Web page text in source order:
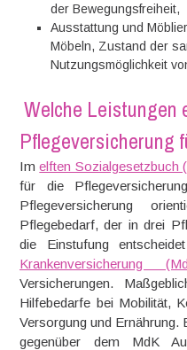
der Bewegungsfreiheit,
Ausstattung und
Möbeln, Zustand der
Nutzungsmöglichkeit
Welche Leistungen
Pflegeversicherung
Imelften Sozialgesetzbuch
für die
Pflegeversicherung
Pflegebedarf, der in drei
die Einstufung
Krankenversicherung
Versicherungen.
Hilfebedarfe bei Mobilität,
Versorgung und
gegenüber dem MdK